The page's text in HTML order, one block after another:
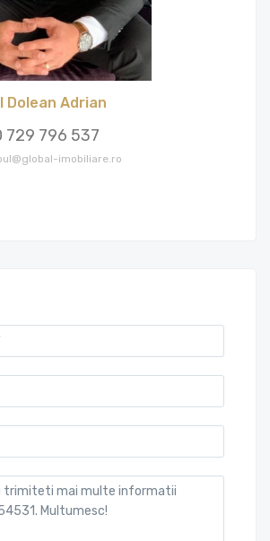
Dolean Adrian
729 796 537
imobiliare.ro